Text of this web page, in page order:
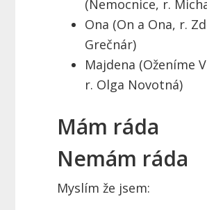
(Nemocnice, r.
Ona (On a Ona, r.
Grečnár)
Majdena (Oženíme
r. Olga Novotná)
Mám ráda
Nemám ráda
Myslím že jsem: